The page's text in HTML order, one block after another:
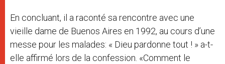
En concluant, il a raconté sa rencontre avec une
vieille dame de Buenos Aires en 1992, au cours d’une
messe pour les malades: « Dieu pardonne tout ! » a-t-
elle affirmé lors de la confession. «Comment le